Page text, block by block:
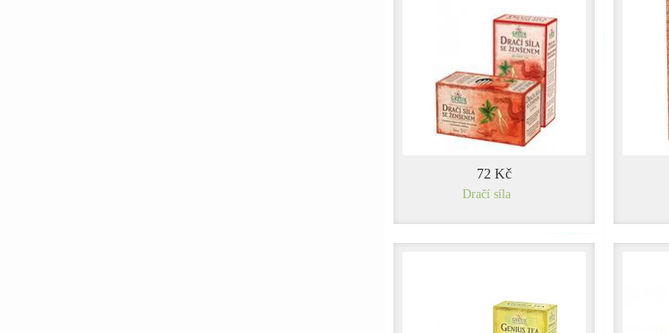
72 Kč
Dračí síla